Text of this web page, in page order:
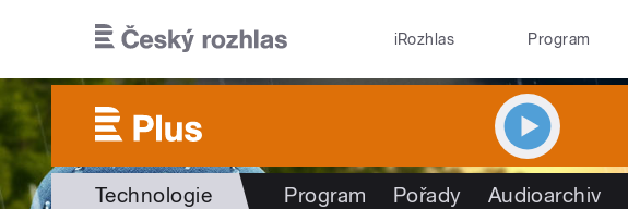
iRozhlas Program
Technologie Program Pořady Audioarchiv